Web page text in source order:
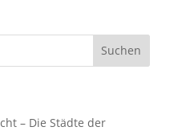
– Die Städte der